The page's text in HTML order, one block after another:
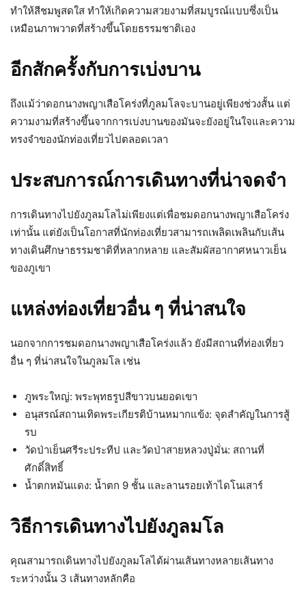
ทำให้สีชมพูสดใส ทำให้เกิดความสวยงามที่สมบูรณ์แบบซึ่งเป็น
เหมือนภาพวาดที่สร้างขึ้นโดยธรรมชาติเอง
อีกสักครั้งกับการเบ่งบาน
ถึงแม้ว่าดอกนางพญาเสือโคร่งที่ภูลมโลจะบานอยู่เพียงช่วงสั้น แต่
ความงามที่สร้างขึ้นจากการเบ่งบานของมันจะยังอยู่ในใจและความ
ทรงจำของนักท่องเที่ยวไปตลอดเวลา
ประสบการณ์การเดินทางที่น่าจดจำ
การเดินทางไปยังภูลมโลไม่เพียงแต่เพื่อชมดอกนางพญาเสือโคร่ง
เท่านั้น แต่ยังเป็นโอกาสที่นักท่องเที่ยวสามารถเพลิดเพลินกับเส้น
ทางเดินศึกษาธรรมชาติที่หลากหลาย และสัมผัสอากาศหนาวเย็น
ของภูเขา
แหล่งท่องเที่ยวอื่น ๆ ที่น่าสนใจ
นอกจากการชมดอกนางพญาเสือโคร่งแล้ว ยังมีสถานที่ท่องเที่ยว
อื่น ๆ ที่น่าสนใจในภูลมโล เช่น
ภูพระใหญ่: พระพุทธรูปสีขาวบนยอดเขา
อนุสรณ์สถานเทิดพระเกียรติบ้านหมากแข้ง: จุดสำคัญในการสู้
รบ
วัดป่าเย็นศรีระประทีป และวัดป่าสายหลวงปู่มั่น: สถานที่
ศักดิ์สิทธิ์
น้ำตกหมันแดง: น้ำตก 9 ชั้น และลานรอยเท้าไดโนเสาร์
วิธีการเดินทางไปยังภูลมโล
คุณสามารถเดินทางไปยังภูลมโลได้ผ่านเส้นทางหลายเส้นทาง
ระหว่างนั้น 3 เส้นทางหลักคือ